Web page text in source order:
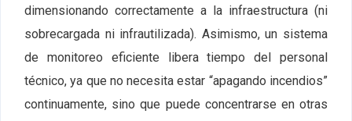
dimensionando correctamente a la infraestructura (ni
sobrecargada ni infrautilizada). Asimismo, un sistema
de monitoreo eficiente libera tiempo del personal
técnico, ya que no necesita estar “apagando incendios”
continuamente, sino que puede concentrarse en otras